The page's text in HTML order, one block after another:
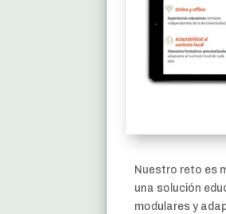
Nuestro reto es
una solución
modulares y